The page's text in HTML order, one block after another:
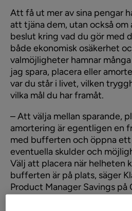
Att få ut mer av sina pengar
att tjäna dem, utan också
beslut kring vad du gör med
både ekonomisk osäkerhet
valmöjligheter hamnar
jag spara, placera eller
var du står i livet, vilken
vilka mål du har framåt.
– Att välja mellan sparande,
amortering är egentligen en
med bufferten och öppna ett
eventuella skulder och
Välj att placera när helheten
bufferten är på plats, säger
Product Manager Savings på